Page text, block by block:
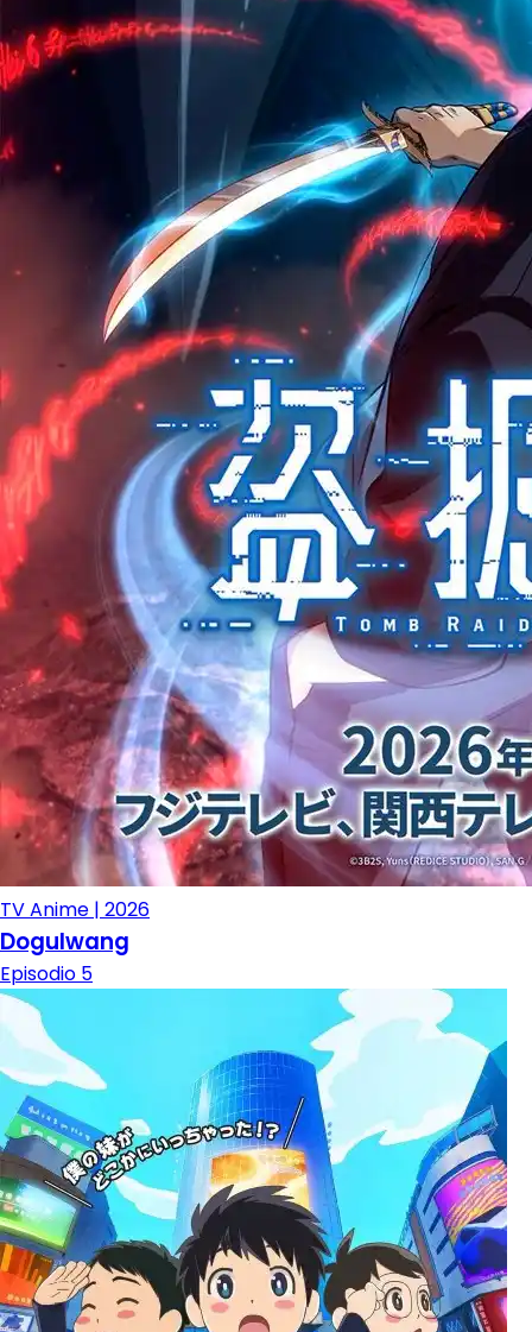
TV Anime | 2026
Dogulwang
Episodio 5